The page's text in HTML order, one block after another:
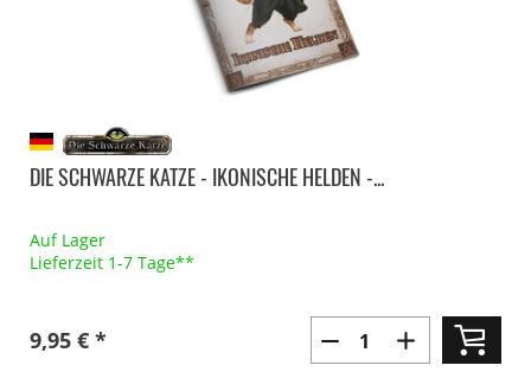
DIE SCHWARZE KATZE - IKONISCHE HELDEN -...
Auf Lager
Lieferzeit 1-7 Tage**
9,95 € *